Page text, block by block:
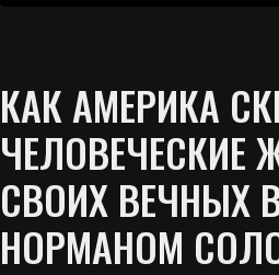
КАК АМЕРИКА
ЧЕЛОВЕЧЕСКИЕ
СВОИХ ВЕЧНЫХ
НОРМАНОМ